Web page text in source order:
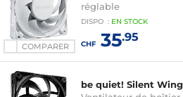
COMPARER
réglable
DISPO : EN STOCK
CHF35.95
be quiet! Silent